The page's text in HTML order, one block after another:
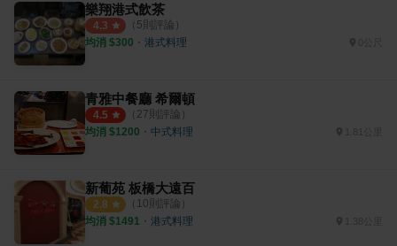
樂翔港式飲茶
4.3 （ 5則評論）
均消 $300 ・ 港式料理
青雅中餐廳 希爾頓
4.5 （ 27則評論）
均消 $1200 ・ 中式料理
新葡苑 板橋大遠百
2.8 （ 10則評論）
均消 $1491 ・ 港式料理